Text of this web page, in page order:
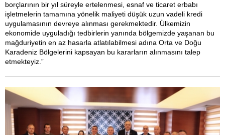
borçlarının bir yıl süreyle ertelenmesi, esnaf ve ticaret erbabı
işletmelerin tamamına yönelik maliyeti düşük uzun vadeli kredi
uygulamasının devreye alınması gerekmektedir. Ülkemizin
ekonomide uyguladığı tedbirlerin yanında bölgemizde yaşanan bu
mağduriyetin en az hasarla atlatılabilmesi adına Orta ve Doğu
Karadeniz Bölgelerini kapsayan bu kararların alınmasını talep
etmekteyiz.”